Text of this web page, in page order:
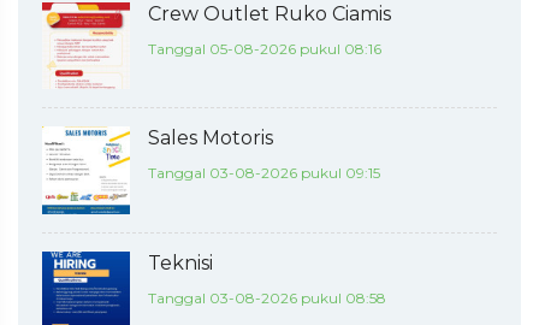
Crew Outlet Ruko Ciamis
Tanggal 05-08-2026 pukul 08:16
Sales Motoris
Tanggal 03-08-2026 pukul 09:15
Teknisi
Tanggal 03-08-2026 pukul 08:58